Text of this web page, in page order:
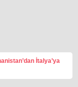
İtalya’ya